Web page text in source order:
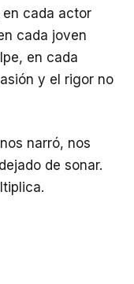
en cada actor
cada joven
en cada
y el rigor no
narró, nos
de sonar.